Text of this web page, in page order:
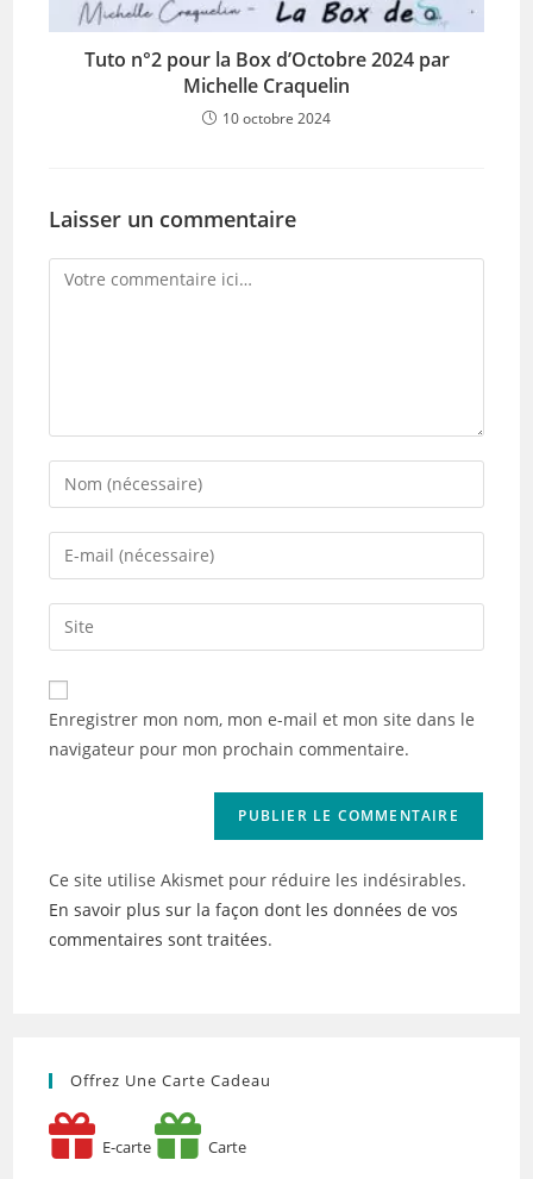
Tuto n°2 pour la Box d’Octobre 2024 par
Michelle Craquelin
10 octobre 2024
Laisser un commentaire
Comment
Enter
your
name
comment
Enter
your
email
address
comment
Saisir
l’URL
de
votre
(facultatif)
Enregistrer mon nom, mon e-mail et mon site dans le
navigateur pour mon prochain commentaire.
Ce site utilise Akismet pour réduire les indésirables.
En savoir plus sur la façon dont les données de vos
commentaires sont traitées.
Offrez Une Carte Cadeau
E-carte Carte